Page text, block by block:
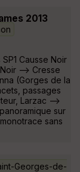
2013
Causse Noir
--> Cresse
(Gorges de la
passages
Larzac -->
sur
sans
Georges-de-